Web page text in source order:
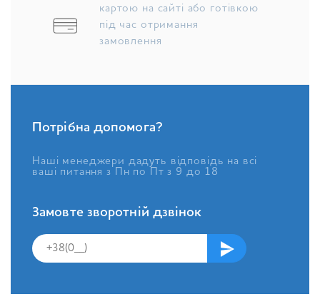
картою на сайті або готівкою
під час отримання
замовлення
Потрібна допомога?
Наші менеджери дадуть відповідь на всі
ваші питання з Пн по Пт з 9 до 18
Замовте зворотній дзвінок